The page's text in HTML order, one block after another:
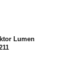
Lumen